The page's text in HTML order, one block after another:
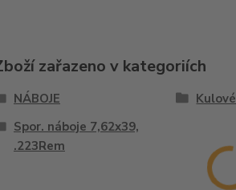
zařazeno v kategoriích
NÁBOJE Kulové
Spor. náboje 7,62x39,
.223Rem